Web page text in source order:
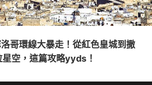
洛哥環線大暴走！從紅色皇城到撒
星空，這篇攻略yyds！